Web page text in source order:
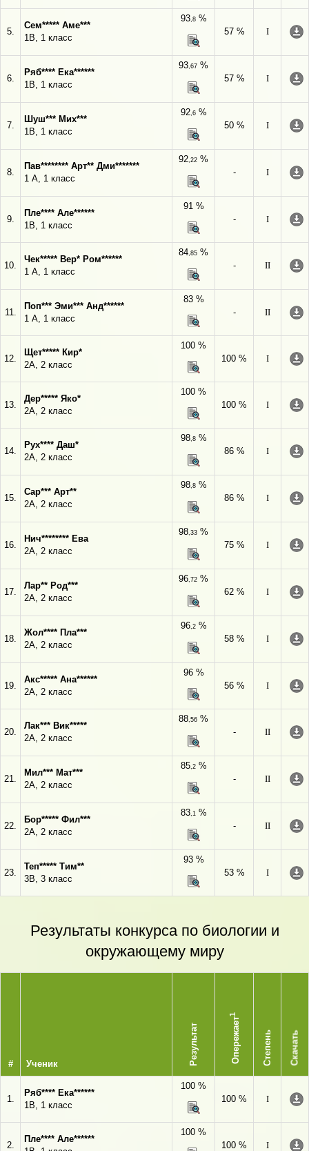
5.
Сем***** Аме***
1В, 1 класс
93,8%
57 %
I
6.
Ряб**** Ека******
1В, 1 класс
93,67 %
57 %
I
7.
Шуш*** Мих***
1В, 1 класс
92,6%
50 %
I
8.
Пав******** Арт** Дми*******
1 А, 1 класс
92,22 %
-
I
9.
Пле**** Але******
1В, 1 класс
91 %
-
I
10.
Чек***** Вер* Ром******
1 А, 1 класс
84,85 %
-
II
11.
Поп*** Эми*** Анд******
1 А, 1 класс
83 %
-
II
12.
Щет***** Кир*
2А, 2 класс
100 %
100 %
I
13.
Дер***** Яко*
2А, 2 класс
100 %
100 %
I
14.
Рух**** Даш*
2А, 2 класс
98,8%
86 %
I
15.
Сар*** Арт**
2А, 2 класс
98,8%
86 %
I
16.
Нич******** Ева
2А, 2 класс
98,33 %
75 %
I
17.
Лар** Род***
2А, 2 класс
96,72 %
62 %
I
18.
Жол**** Пла***
2А, 2 класс
96,2%
58 %
I
19.
Акс***** Ана******
2А, 2 класс
96 %
56 %
I
20.
Лак*** Вик*****
2А, 2 класс
88,56 %
-
II
21.
Мил*** Мат***
2А, 2 класс
85,2%
-
II
22.
Бор***** Фил***
2А, 2 класс
83,1%
-
II
23.
Теп***** Тим**
3В, 3 класс
93 %
53 %
I
Результаты конкурса по биологии и
окружающему миру
# Ученик Результат Опережает
1
Степень Скачать
1.
Ряб**** Ека******
1В, 1 класс
100 %
100 %
I
2.
Пле**** Але******
100 %
100 %
I